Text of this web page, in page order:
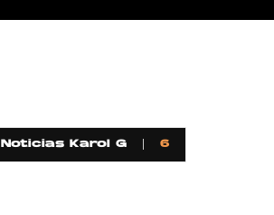
Noticias Karol G 6